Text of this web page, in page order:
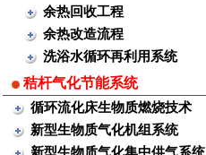
余热回收工程
余热改造流程
洗浴水循环再利用系统
秸杆气化节能系统
循环流化床生物质燃烧技术
新型生物质气化机组系统